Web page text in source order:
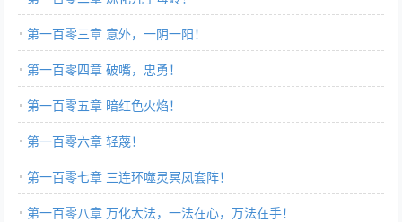
第一百零三章 意外，一阴一阳！
第一百零四章 破嘴，忠勇！
第一百零五章 暗红色火焰！
第一百零六章 轻蔑！
第一百零七章 三连环噬灵冥凤套阵！
第一百零八章 万化大法，一法在心，万法在手！